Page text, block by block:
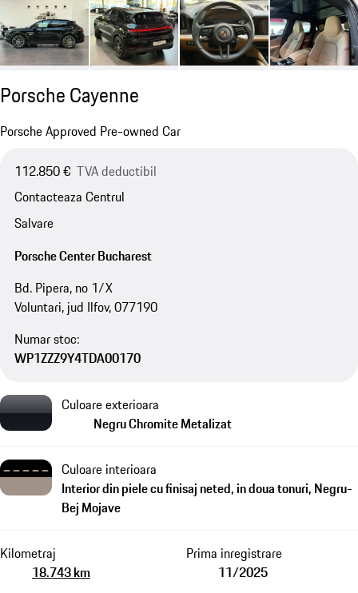
Porsche Cayenne
Porsche Approved Pre-owned Car
112.850 € TVA deductibil
Contacteaza Centrul
Salvare
Porsche Center Bucharest
Bd. Pipera, no 1/X
Voluntari, jud Ilfov, 077190
Numar stoc:
WP1ZZZ9Y4TDA00170
Culoare exterioara
Negru Chromite Metalizat
Culoare interioara
Interior din piele cu finisaj neted, in doua tonuri, Negru-
Bej Mojave
Kilometraj
18.743 km
Prima inregistrare
11/2025